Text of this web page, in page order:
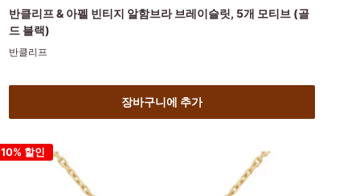
가
가
반클리프 & 아펠 빈티지 알함브라 브레이슬릿, 5개 모티브 (골
드 블랙)
반클리프
장바구니에 추가
10% 할인